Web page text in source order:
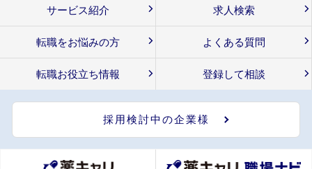
サービス紹介 求人検索
転職をお悩みの方 よくある質問
転職お役立ち情報 登録して相談
採用検討中の企業様